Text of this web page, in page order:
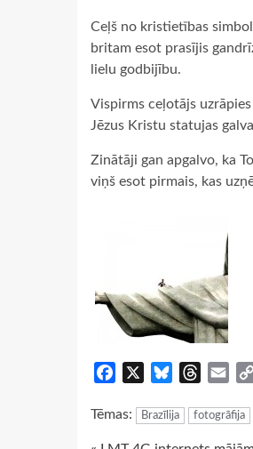
Ceļš no kristietības
britam esot prasījis
lielu godbijību.
Vispirms ceļotājs
Jēzus Kristu statujas
Zinātāji gan apgalvo, ka
viņš esot pirmais, kas
Facebook BlueskyThreads
Tēmas: Brazīlija fotogrāfija